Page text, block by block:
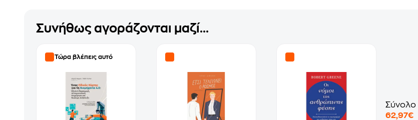
Συνήθως αγοράζονται μαζί...
Τώρα βλέπεις αυτό
Σύνολο
62,97€